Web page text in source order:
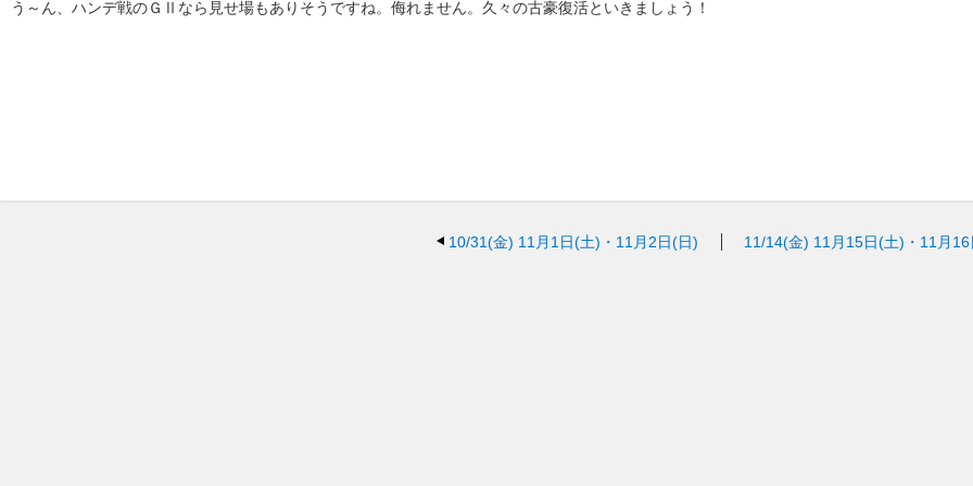
う～ん、ハンデ戦のＧⅡなら見せ場もありそうですね。侮れません。久々の古豪復活といきましょう！
10/31(金) 11月1日(土)・11月2日(日) 11/14(金) 11月15日(土)・11月